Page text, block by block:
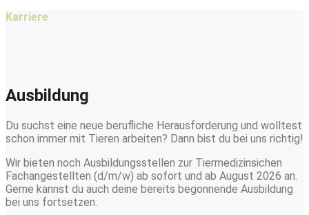
Karriere
Ausbildung
Du suchst eine neue berufliche Herausforderung und wolltest
schon immer mit Tieren arbeiten? Dann bist du bei uns richtig!
Wir bieten noch Ausbildungsstellen zur Tiermedizinsichen
Fachangestellten (d/m/w) ab sofort und ab August 2026 an.
Gerne kannst du auch deine bereits begonnende Ausbildung
bei uns fortsetzen.